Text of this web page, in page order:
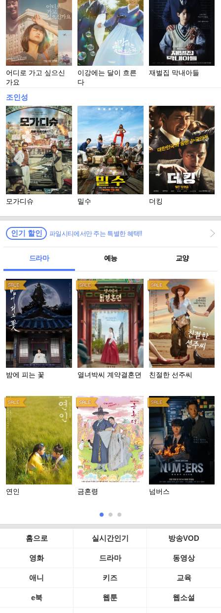
어디로 가고 싶으신
가요
이강에는 달이 흐른
다
재벌집 막내아들
조인성
모가디슈 밀수 더킹
인기 할인 파일시티에서만 주는 특별한 혜택!!
드라마 예능 교양
밤에 피는 꽃 열녀박씨 계약결혼뎐 친절한 선주씨
연인 금혼령 넘버스
홈으로 실시간인기 방송VOD
영화 드라마 동영상
애니 키즈 교육
e북 웹툰 웹소설